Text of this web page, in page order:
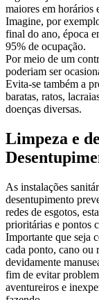
maiores em horários
Imagine, por
final do ano, época
95% de ocupação.
Por meio de um
poderiam ser
Evita-se também a
baratas, ratos,
doenças diversas.
Limpeza e
As instalações
desentupimento
redes de esgotos,
prioritárias e pontos
Importante que seja
cada ponto, cano ou
devidamente
fim de evitar
aventureiros e